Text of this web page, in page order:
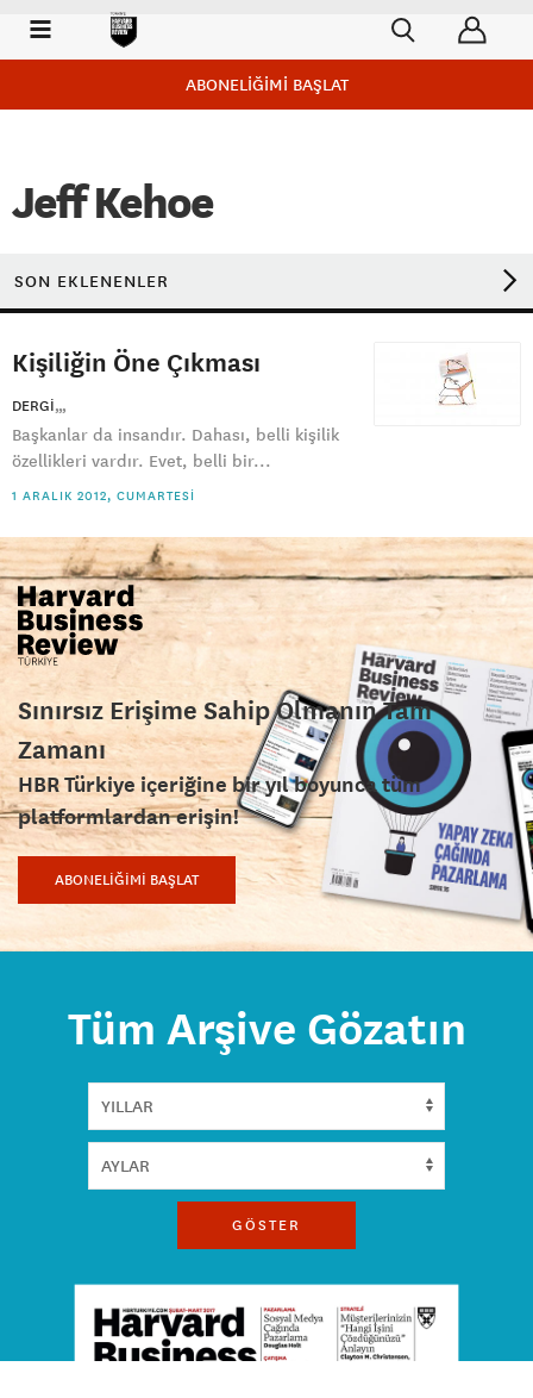
ABONELİĞİMİ BAŞLAT
Jeff Kehoe
SON EKLENENLER
Kişiliğin Öne Çıkması
DERGI
Başkanlar da insandır. Dahası, belli kişilik
özellikleri vardır. Evet, belli bir...
1 ARALIK 2012, CUMARTESI
Sınırsız Erişime Sahip Olmanın Tam
Zamanı
HBR Türkiye içeriğine bir yıl boyunca tüm
platformlardan erişin!
ABONELİĞİMİ BAŞLAT
Tüm Arşive Gözatın
GÖSTER